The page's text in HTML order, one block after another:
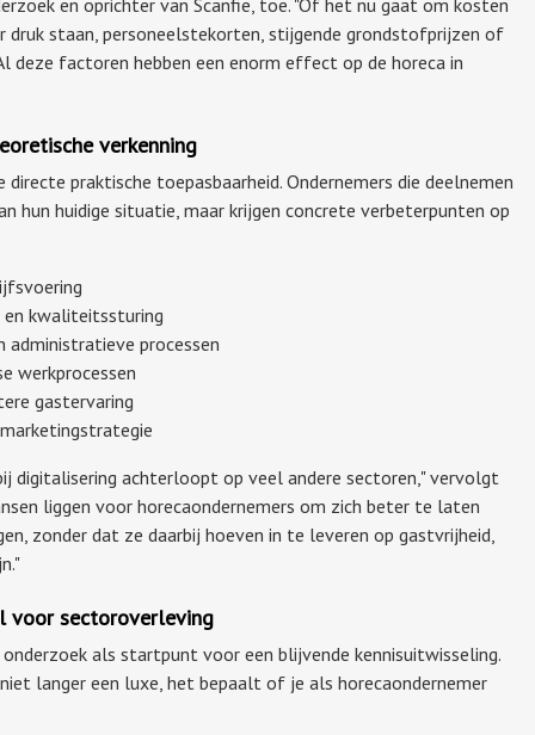
druk staan, personeelstekorten, stijgende grondstofprijzen of
deze factoren hebben een enorm effect op de horeca in
verkenning
praktische toepasbaarheid. Ondernemers die deelnemen
hun huidige situatie, maar krijgen concrete verbeterpunten op
en kwaliteitssturing
processen
werkprocessen
gastervaring
digitalisering achterloopt op veel andere sectoren," vervolgt
liggen voor horecaondernemers om zich beter te laten
zonder dat ze daarbij hoeven in te leveren op gastvrijheid,
voor sectoroverleving
als startpunt voor een blijvende kennisuitwisseling.
langer een luxe, het bepaalt of je als horecaondernemer